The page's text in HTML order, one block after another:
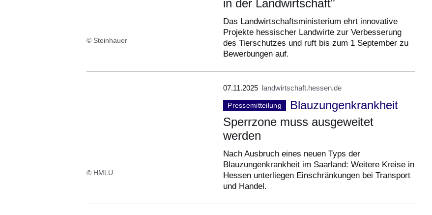
© Steinhauer
in der Landwirtschaft"
Das Landwirtschaftsministerium ehrt innovative
Projekte hessischer Landwirte zur Verbesserung
des Tierschutzes und ruft bis zum 1 September zu
Bewerbungen auf.
© HMLU
07.11.2025 landwirtschaft.hessen.de
Pressemitteilung
Blauzungenkrankheit
Sperrzone muss ausgeweitet
werden
Nach Ausbruch eines neuen Typs der
Blauzungenkrankheit im Saarland: Weitere Kreise in
Hessen unterliegen Einschränkungen bei Transport
und Handel.